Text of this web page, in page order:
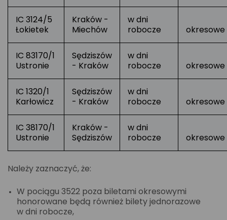
IC 3124/5
Łokietek
Kraków -
Miechów
w dni
robocze
okresowe
IC 83170/1
Ustronie
Sędziszów
- Kraków
w dni
robocze
okresowe
IC 1320/1
Karłowicz
Sędziszów
- Kraków
w dni
robocze
okresowe
IC 38170/1
Ustronie
Kraków -
Sędziszów
w dni
robocze
okresowe
Należy zaznaczyć, że:
W pociągu 3522 poza biletami okresowymi
honorowane będą również bilety jednorazowe
w dni robocze,